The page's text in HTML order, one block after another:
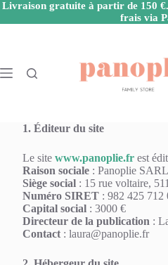
Livraison gratuite à partir de 150
frais via
1. Éditeur du site
Le site www.panoplie.fr est
Raison sociale : Panoplie SARL
Siège social : 15 rue voltaire,
Numéro SIRET : 982 425 712
Capital social : 3000 €
Directeur de la publication :
Contact : laura@panoplie.fr